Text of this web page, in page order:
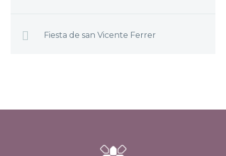
Fiesta de san Vicente Ferrer